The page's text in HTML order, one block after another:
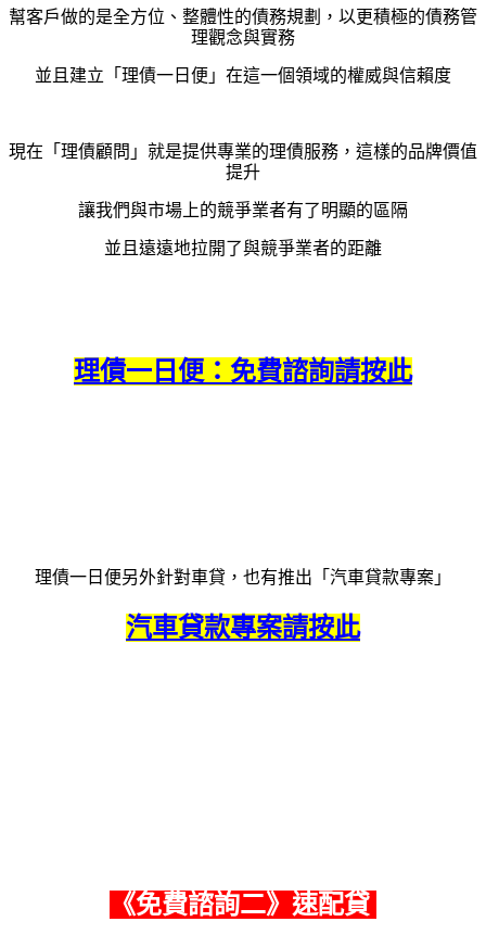
幫客戶做的是全方位、 整體性的債務規劃， 以更積極的債務管
理觀念與實務
並且建立「理債一日便」在這一個領域的權威與信賴度
現在「理債顧問」就是提供專業的理債服務，這樣的品牌價值
提升
讓我們與市場上的競爭業者有了明顯的區隔
並且遠遠地拉開了與競爭業者的距離
理債一日便：免費諮詢請按此
理債一日便另外針對車貸，也有推出「汽車貸款專案」
汽車貸款專案請按此
《免費諮詢二》速配貸